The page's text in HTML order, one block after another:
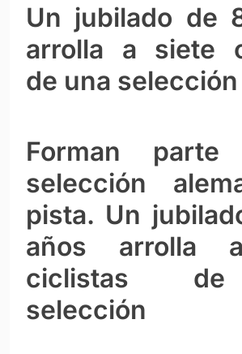
Un jubilado de
arrolla a siete
de una selección
Forman
selección
pista. Un
años arrolla
ciclistas
selección